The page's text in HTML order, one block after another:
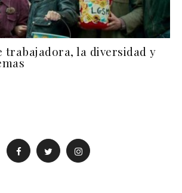
trabajadora, la diversidad y